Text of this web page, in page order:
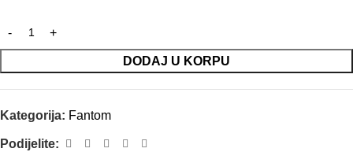
DODAJ U KORPU
Kategorija: Fantom
Podijelite: